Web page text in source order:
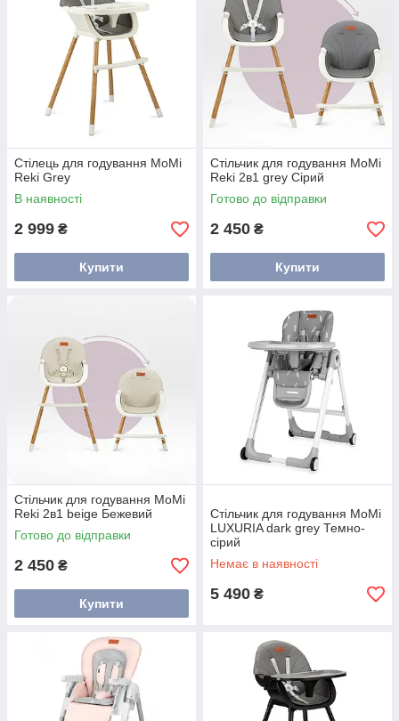
Стілець для годування MoMi
Reki Grey
В наявності
2 999 ₴
Купити
Стільчик для годування MoMi
Reki 2в1 grey Сірий
Готово до відправки
2 450 ₴
Купити
Стільчик для годування MoMi
Reki 2в1 beige Бежевий
Готово до відправки
2 450 ₴
Купити
Стільчик для годування MoMi
LUXURIA dark grey Темно-
сірий
Немає в наявності
5 490 ₴